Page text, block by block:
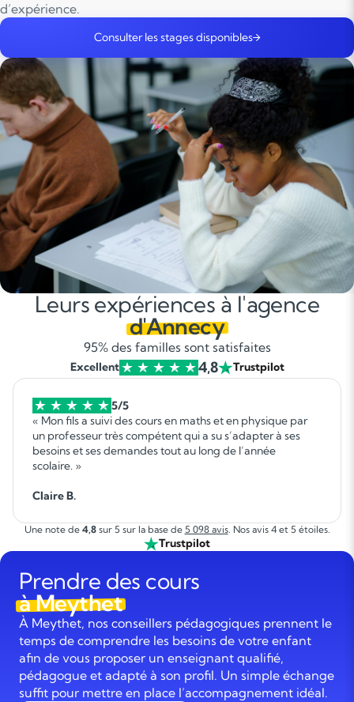
d’expérience.
Consulter les stages disponibles
Leurs expériences à l'agence
d'Annecy
95% des familles sont satisfaites
Excellent 4,8 Trustpilot
5/5
« Mon fils a suivi des cours en maths et en physique par
un professeur très compétent qui a su s’adapter à ses
besoins et ses demandes tout au long de l’année
scolaire. »
Claire B.
Une note de 4,8sur 5 sur la base de 5 098 avis. Nos avis 4 et 5 étoiles.
Trustpilot
Prendre des cours
à Meythet
À Meythet, nos conseillers pédagogiques prennent le
temps de comprendre les besoins de votre enfant
afin de vous proposer un enseignant qualifié,
pédagogue et adapté à son profil. Un simple échange
suffit pour mettre en place l’accompagnement idéal.